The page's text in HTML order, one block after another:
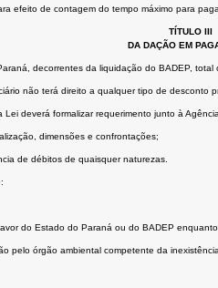
efeito de contagem do tempo máximo para
TÍTULO III
DA DAÇÃO EM
decorrentes da liquidação do BADEP,
não terá direito a qualquer tipo de desconto
deverá formalizar requerimento junto à
dimensões e confrontações;
de débitos de quaisquer naturezas.
do Estado do Paraná ou do BADEP
pelo órgão ambiental competente da